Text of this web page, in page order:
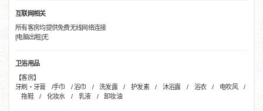
互联网相关
所有客房均提供免费无线网络连接
[电脑出租]无
卫浴用品
【客房】
牙刷・牙膏 /手巾 / 浴巾 / 洗发露 / 护发素 / 沐浴露 / 浴衣 / 电吹风 /
拖鞋 / 化妆水 / 乳液 / 卸妆油